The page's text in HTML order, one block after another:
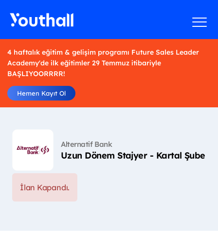
4 haftalık eğitim & gelişim programı Future Sales Leader
Academy'de ilk eğitimler 29 Temmuz itibariyle
BAŞLIYOORRRR!
Hemen Kayıt Ol
Alternatif Bank
Uzun Dönem Stajyer - Kartal Şube
İlan Kapandı.